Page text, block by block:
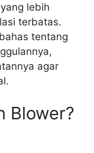
lebih
terbatas.
tentang
agar
Blower?